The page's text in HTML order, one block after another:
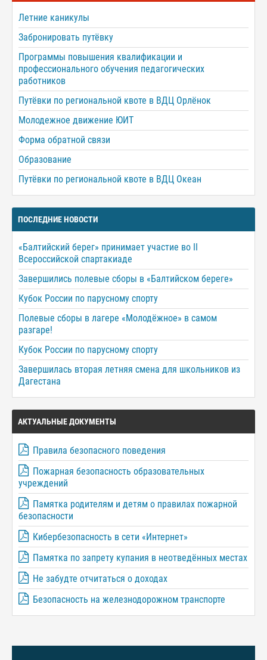
Летние каникулы
Забронировать путёвку
Программы повышения квалификации и
профессионального обучения педагогических
работников
Путёвки по региональной квоте в ВДЦ Орлёнок
Молодежное движение ЮИТ
Форма обратной связи
Образование
Путёвки по региональной квоте в ВДЦ Океан
ПОСЛЕДНИЕ НОВОСТИ
«Балтийский берег» принимает участие во II
Всероссийской спартакиаде
Завершились полевые сборы в «Балтийском береге»
Кубок России по парусному спорту
Полевые сборы в лагере «Молодёжное» в самом
разгаре!
Кубок России по парусному спорту
Завершилась вторая летняя смена для школьников из
Дагестана
АКТУАЛЬНЫЕ ДОКУМЕНТЫ
Правила безопасного поведения
Пожарная безопасность образовательных
учреждений
Памятка родителям и детям о правилах пожарной
безопасности
Кибербезопасность в сети «Интернет»
Памятка по запрету купания в неотведённых местах
Не забудте отчитаться о доходах
Безопасность на железнодорожном транспорте